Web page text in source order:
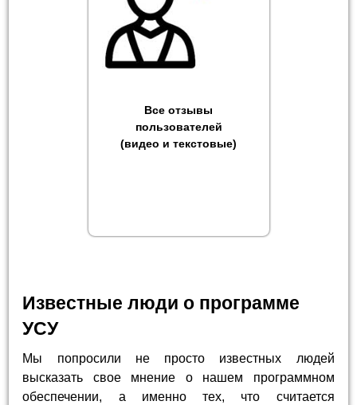
Все отзывы
пользователей
(видео и текстовые)
Известные люди о программе
УСУ
Мы попросили не просто известных людей
высказать свое мнение о нашем программном
обеспечении, а именно тех, что считается